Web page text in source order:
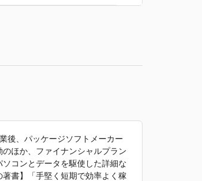
後、パッケージソフトメーカー
ほか、ファイナンシャルプラン
コンとデータを駆使した詳細な
書】「手堅く短期で効率よく稼